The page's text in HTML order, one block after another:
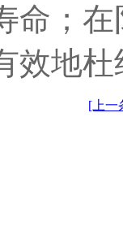
命；
效地
[上一